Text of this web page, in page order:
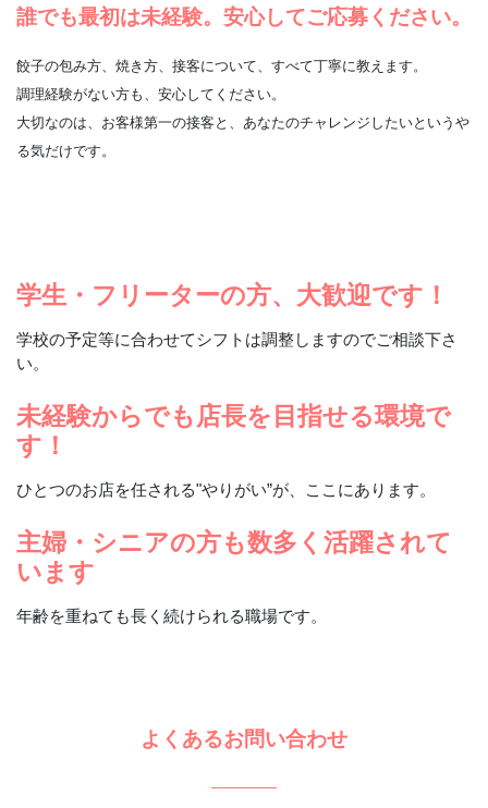
誰でも最初は未経験。安心してご応募ください。
餃子の包み方、焼き方、接客について、すべて丁寧に教えます。
調理経験がない方も、安心してください。
大切なのは、お客様第一の接客と、あなたのチャレンジしたいというや
る気だけです。
学生・フリーターの方、大歓迎です！
学校の予定等に合わせてシフトは調整しますのでご相談下さ
い。
未経験からでも店長を目指せる環境で
す！
ひとつのお店を任される"やりがい”が、ここにあります。
主婦・シニアの方も数多く活躍されて
います
年齢を重ねても長く続けられる職場です。
よくあるお問い合わせ